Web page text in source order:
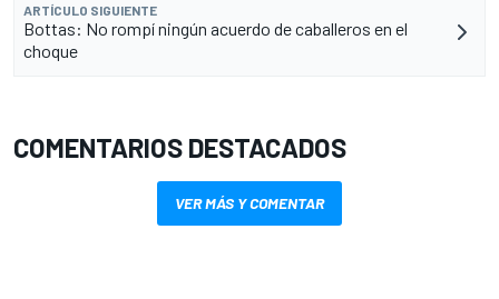
ARTÍCULO SIGUIENTE
Bottas: No rompí ningún acuerdo de caballeros en el
choque
COMENTARIOS DESTACADOS
VER MÁS Y COMENTAR